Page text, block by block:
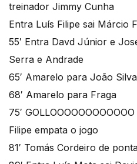
treinador Jimmy Cunha
Entra Luís Filipe sai Márcio
55′ Entra Davd Júnior e
Serra e Andrade
65′ Amarelo para João Silva
68′ Amarelo para Fraga
75′
Filipe empata o jogo
81′ Tomás Cordeiro de